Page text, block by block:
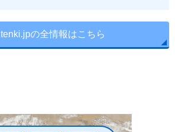
tenki.jpの全情報はこちら